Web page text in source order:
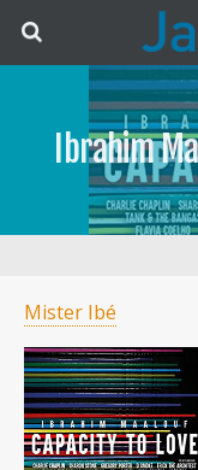
Ibrahim
Mister Ibé